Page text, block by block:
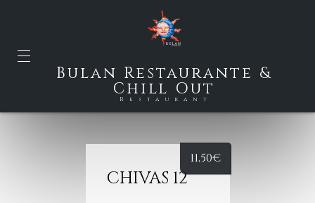
Bulan Restaurante &
Chill Out
Restaurant
CHIVAS 12
11,50€